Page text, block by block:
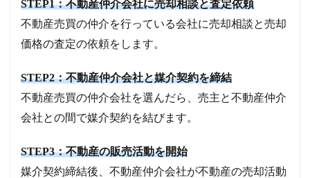
STEP1：不動産仲介会社に売却相談と査定依頼
不動産売買の仲介を行っている会社に売却相談と売却
価格の査定の依頼をします。
STEP2：不動産仲介会社と媒介契約を締結
不動産売買の仲介会社を選んだら、売主と不動産仲介
会社との間で媒介契約を結びます。
STEP3：不動産の販売活動を開始
媒介契約締結後、不動産仲介会社が不動産の売却活動